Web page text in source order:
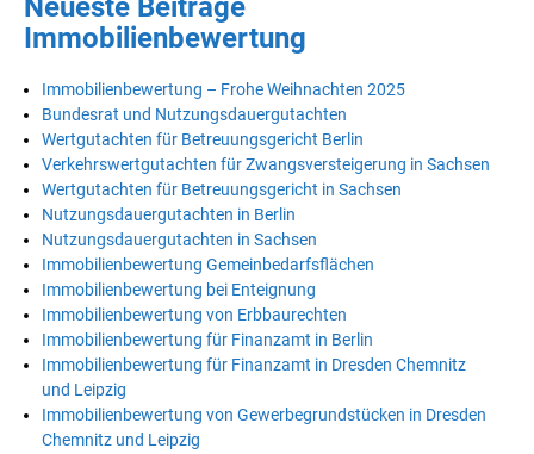
Neueste Beiträge
Immobilienbewertung
Immobilienbewertung – Frohe Weihnachten 2025
Bundesrat und Nutzungsdauergutachten
Wertgutachten für Betreuungsgericht Berlin
Verkehrswertgutachten für Zwangsversteigerung in Sachsen
Wertgutachten für Betreuungsgericht in Sachsen
Nutzungsdauergutachten in Berlin
Nutzungsdauergutachten in Sachsen
Immobilienbewertung Gemeinbedarfsflächen
Immobilienbewertung bei Enteignung
Immobilienbewertung von Erbbaurechten
Immobilienbewertung für Finanzamt in Berlin
Immobilienbewertung für Finanzamt in Dresden Chemnitz
und Leipzig
Immobilienbewertung von Gewerbegrundstücken in Dresden
Chemnitz und Leipzig